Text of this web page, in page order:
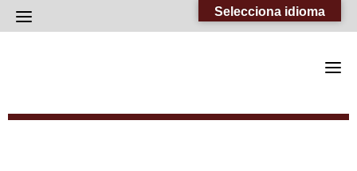
content
Selecciona idioma